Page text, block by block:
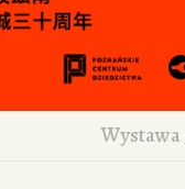
Wystawa